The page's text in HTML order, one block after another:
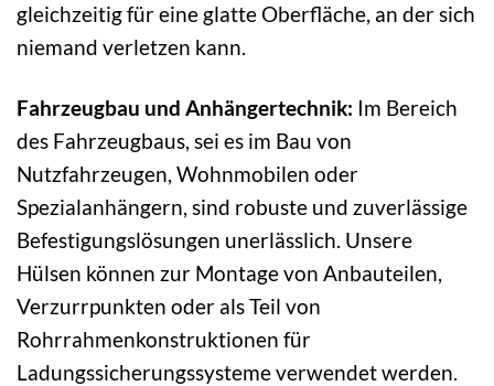
gleichzeitig für eine glatte Oberfläche, an der sich
niemand verletzen kann.
Fahrzeugbau und Anhängertechnik: Im Bereich
des Fahrzeugbaus, sei es im Bau von
Nutzfahrzeugen, Wohnmobilen oder
Spezialanhängern, sind robuste und zuverlässige
Befestigungslösungen unerlässlich. Unsere
Hülsen können zur Montage von Anbauteilen,
Verzurrpunkten oder als Teil von
Rohrrahmenkonstruktionen für
Ladungssicherungssysteme verwendet werden.